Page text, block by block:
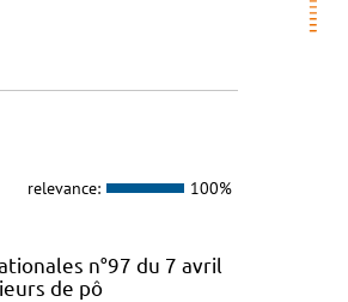
relevance: 100%
n°97 du 7 avril
de pô